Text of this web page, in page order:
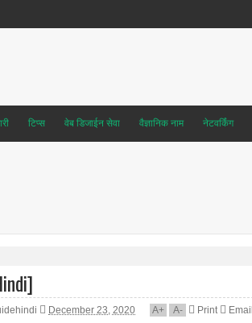
टिप्स वेब डिजाईन सेवा वैज्ञानिक नाम नेटवर्किंग
December 23, 2020 A+ A- Print Email